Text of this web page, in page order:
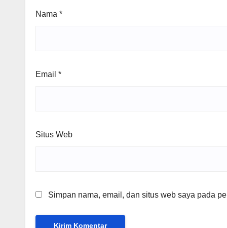
Nama *
Email *
Situs Web
Simpan nama, email, dan situs web saya pada